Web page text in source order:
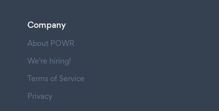
Company
About POWR
We're hiring!
Terms of Service
Privacy